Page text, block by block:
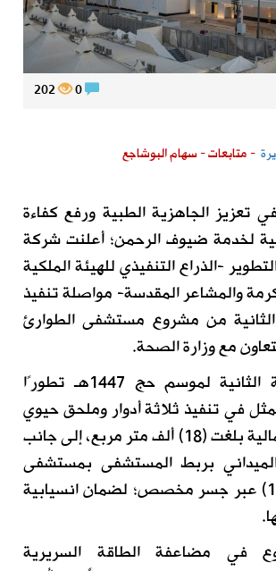
202
- متابعات - سهام البوشاجع
الجاهزية الطبية ورفع كفاءة
لخدمة ضيوف الرحمن؛ أعلنت شركة
-الذراع التنفيذي للهيئة الملكية
والمشاعر المقدسة- مواصلة تنفيذ
الثانية من مشروع مستشفى الطوارئ
مع وزارة الصحة.
وشهدت المرحلة الثانية لموسم حج 1447هـ تطورًا
في تنفيذ ثلاثة أدوار وملحق حيوي
بمساحة بناء إجمالية بلغت (18) ألف متر مربع، إلى جانب
الميداني بربط المستشفى بمستشفى
الطوارئ بمنى (1) عبر جسر مخصص؛ لضمان انسيابية
في مضاعفة الطاقة السريرية